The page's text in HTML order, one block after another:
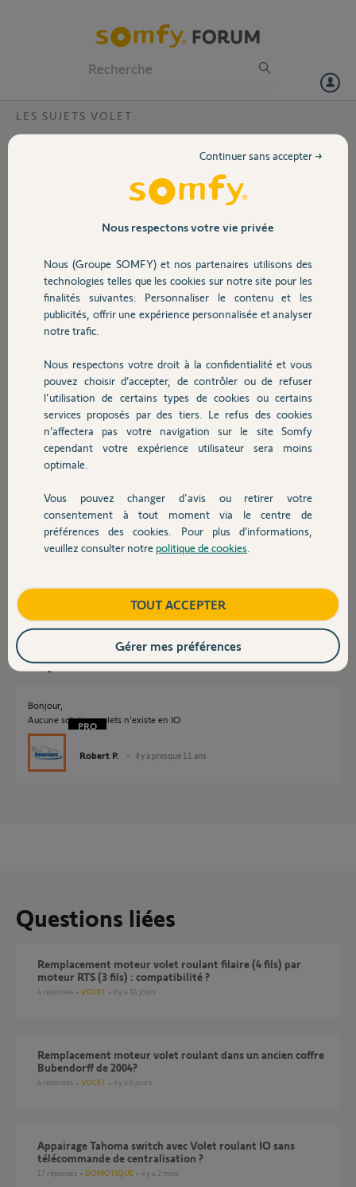
Volet
Sécurité
Domotique
Chauffage
Autres produits
Devis avec un pro
Contact
LES SUJETS VOLET
Alarme Filaire et Volet Roulant ?
Bonjour , Je vais peut-être récupérer
une SI 120 (Centrale alarme filaire de
Siemens) il y a des Sorties (4 sorties
collecteur ouvert + 1 relais
programmable) donc mes volets
Art & Fenetre) seront installé dans 1
mois et j'aimerais savoir si il est
possible de relier la centrale aux
volets roulants pour en cas de
Je précise que je sais programmer la
centrale en revanche mon problème se situe au niveau de la
communication entre les volets et la centrale ; je sais que en RTS il y a
http://boutique.somfy.fr/emetteur-contact-sec-rts.html
Si quelqu'un à une solution
Merci d'avance
(ci-joint schéma de la centrale)
Nova T.
Participer au fil de discussion
Réponses
Bonjour,
Aucune solution volets n'existe en IO
Robert P. il y a presque 11 ans
Questions liées
Remplacement moteur volet roulant filaire (4 fils) par
moteur RTS (3 fils) : compatibilité ?
4 réponses VOLET il y a 14 jours
Remplacement moteur volet roulant dans un ancien coffre
Bubendorff de 2004?
4 réponses VOLET il y a 6 jours
Appairage Tahoma switch avec Volet roulant IO sans
télécommande de centralisation ?
17 réponses DOMOTIQUE il y a 2 mois
Nous respectons votre vie privée
Nous (Groupe SOMFY) et nos partenaires utilisons des
technologies telles que les cookies sur notre site pour les
finalités suivantes: Personnaliser le contenu et les
publicités, offrir une expérience personnalisée et analyser
notre trafic.
Nous respectons votre droit à la confidentialité et vous
pouvez choisir d’accepter, de contrôler ou de refuser
l'utilisation de certains types de cookies ou certains
services proposés par des tiers. Le refus des cookies
n’affectera pas votre navigation sur le site Somfy
cependant votre expérience utilisateur sera moins
optimale.
Vous pouvez changer d'avis ou retirer votre
consentement à tout moment via le centre de
préférences des cookies. Pour plus d’informations,
veuillez consulter notre politique de cookies
Continuer sans accepter →
TOUT ACCEPTER
Gérer mes préférences